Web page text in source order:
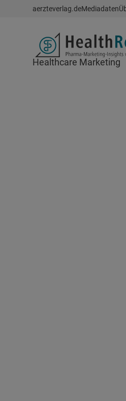
Schnellzugriff
aerzteverlag.deMediadaten
Header
Healthcare Marketing